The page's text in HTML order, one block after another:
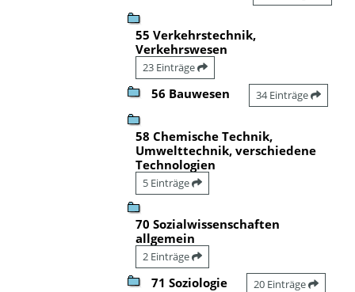
55 Verkehrstechnik,
Verkehrswesen
23 Einträge
56 Bauwesen 34 Einträge
58 Chemische Technik,
Umwelttechnik, verschiedene
Technologien
5 Einträge
70 Sozialwissenschaften
allgemein
2 Einträge
71 Soziologie 20 Einträge